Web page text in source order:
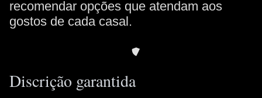
recomendar opções que atendam aos
gostos de cada casal.
Discrição garantida